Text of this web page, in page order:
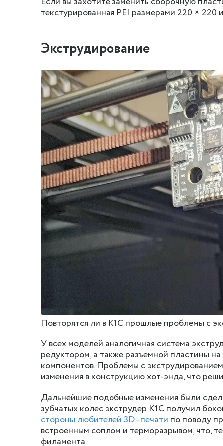
текстурированная PEI размерами 220 × 220
Экструдирование
Повторятся ли в K1C прошлые проблемы с
У всех моделей аналогичная система
редуктором, а также разъемной пластины
компонентов. Проблемы с
изменения в конструкцию хот-энда, что
Дальнейшие подобные изменения были
зубчатых колес экструдер K1C получил
стороны любителей 3D–печати по поводу
встроенным соплом и терморазрывом, что,
филамента.